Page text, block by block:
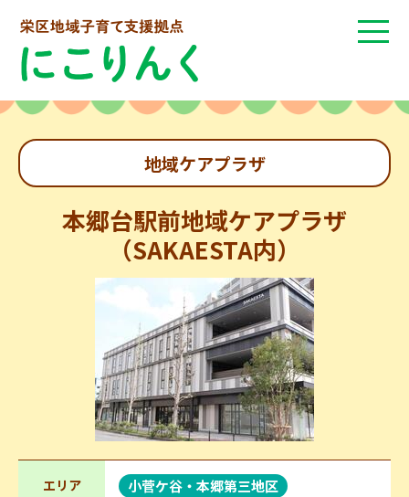
地域ケアプラザ
本郷台駅前地域ケアプラザ
（SAKAESTA内）
エリア 小菅ケ谷・本郷第三地区